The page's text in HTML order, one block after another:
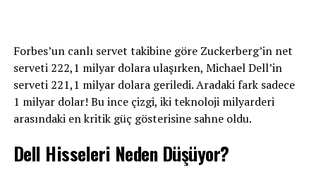
Forbes’un canlı servet takibine göre Zuckerberg’in net
serveti 222,1 milyar dolara ulaşırken, Michael Dell’in
serveti 221,1 milyar dolara geriledi. Aradaki fark sadece
1 milyar dolar! Bu ince çizgi, iki teknoloji milyarderi
arasındaki en kritik güç gösterisine sahne oldu.
Dell Hisseleri Neden Düşüyor?